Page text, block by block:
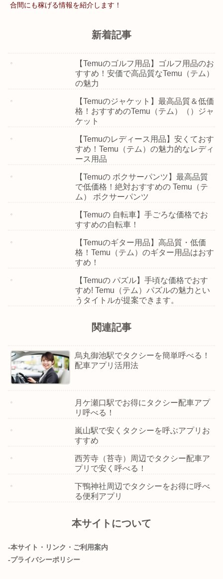
合間にも稼げる情報を紹介します！
新着記事
【Temuのゴルフ用品】ゴルフ用品のお
すすめ！安価で高品質なTemu（テム）
の魅力
【Temuのジャケット】最高品質＆低価
格！おすすめのTemu（テム）（）ジャ
ケット
【Temuのレディース用品】安くておす
すめ！Temu（テム）の魅力的なレディ
ース用品
【Temuの ボクサーパンツ】最高品質
で低価格！絶対おすすめの Temu（テ
ム） ボクサーパンツ
【Temuの 自転車】手ごろな価格でお
すすめの自転車！
【Temuのギター用品】高品質・低価
格！Temu（テム）のギター用品はおす
すめ！
【Temuの パズル】手頃な価格でおす
すめ! Temu（テム）パズルの魅力とい
うタイトルが提案できます。
関連記事
烏丸御池駅でタクシーを簡単呼べる！
配車アプリ活用法
月ケ瀬口駅でお得にタクシー配車アプ
リ呼べる！
嵐山駅で安くタクシーを呼ぶアプリお
すすめ
西芳寺（苔寺）周辺でタクシー配車ア
プリで安く呼べる！
下鴨神社周辺でタクシーをお得に呼べ
る便利アプリ
本サイトについて
-本サイト・リンク・ご利用案内
-プライバシーポリシー